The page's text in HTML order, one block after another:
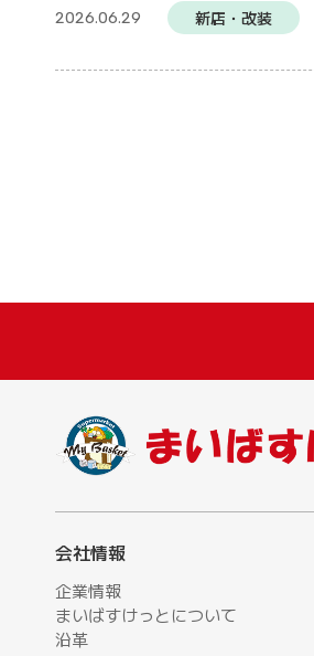
2026.06.29 新店・改装
会社情報
企業情報
まいばすけっとについて
沿革